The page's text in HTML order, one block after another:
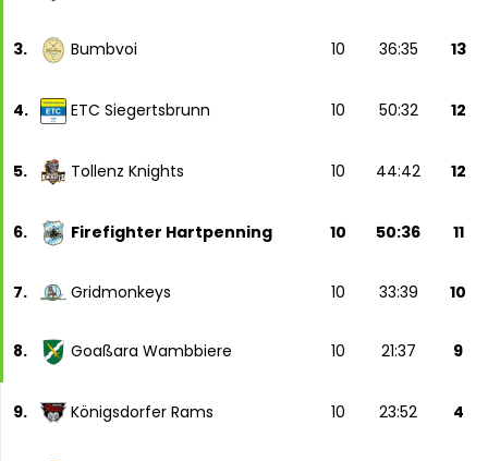
3. Bumbvoi 10 36:35 13
4. ETC Siegertsbrunn 10 50:32 12
5. Tollenz Knights 10 44:42 12
6. Firefighter Hartpenning 10 50:36 11
7. Gridmonkeys 10 33:39 10
8. Goaßara Wambbiere 10 21:37 9
9. Königsdorfer Rams 10 23:52 4